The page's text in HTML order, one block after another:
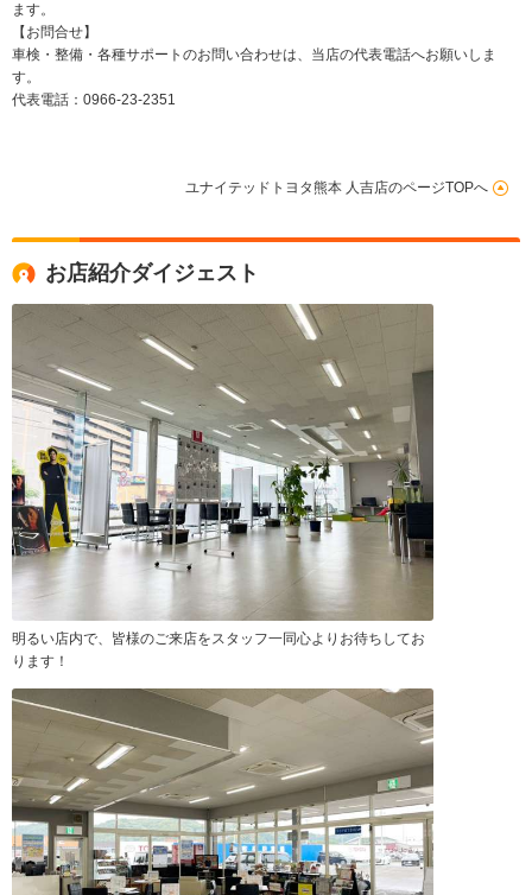
ます。
【お問合せ】
車検・整備・各種サポートのお問い合わせは、当店の代表電話へお願いしま
す。
代表電話：0966-23-2351
ユナイテッドトヨタ熊本 人吉店のページTOPへ
お店紹介ダイジェスト
明るい店内で、皆様のご来店をスタッフ一同心よりお待ちしてお
ります！